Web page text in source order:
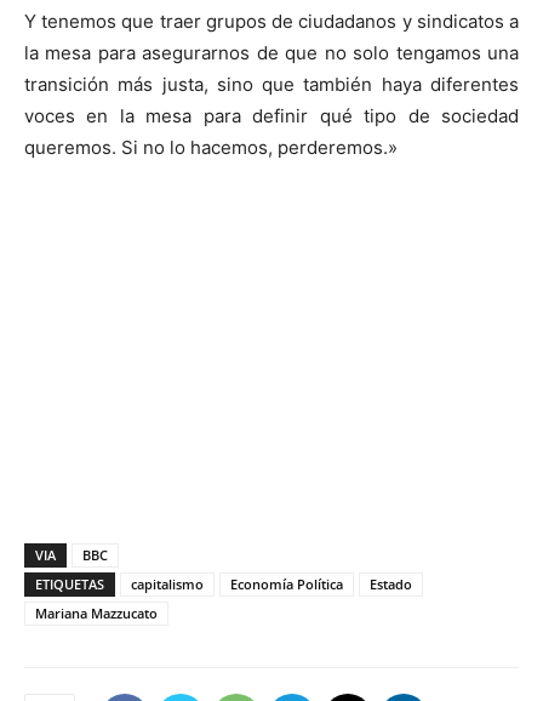
Y tenemos que traer grupos de ciudadanos y sindicatos a
la mesa para asegurarnos de que no solo tengamos una
transición más justa, sino que también haya diferentes
voces en la mesa para definir qué tipo de sociedad
queremos. Si no lo hacemos, perderemos.»
VIA
BBC
ETIQUETAS
capitalismo Economía Política
Estado
Mariana Mazzucato